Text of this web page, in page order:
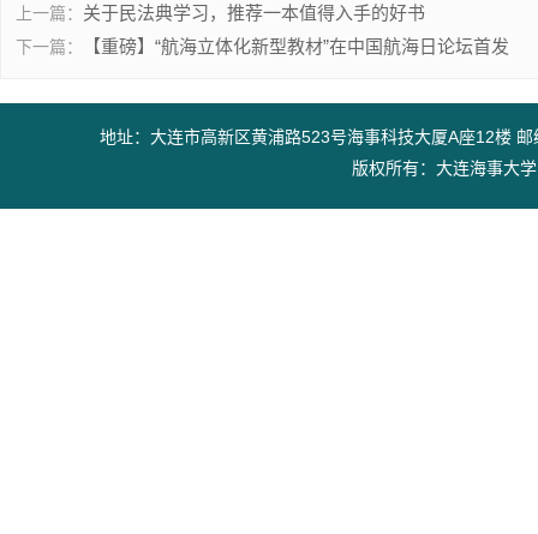
上一篇： 关于民法典学习，推荐一本值得入手的好书
下一篇： 【重磅】“航海立体化新型教材”在中国航海日论坛首发
地址：大连市高新区黄浦路523号海事科技大厦A座12楼
版权所有：大连海事大